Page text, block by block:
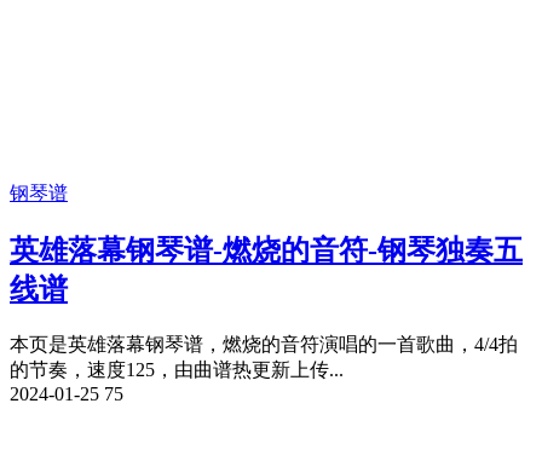
钢琴谱
英雄落幕钢琴谱-燃烧的音符-钢琴独奏五
线谱
本页是英雄落幕钢琴谱，燃烧的音符演唱的一首歌曲，4/4拍
的节奏，速度125，由曲谱热更新上传...
2024-01-25 75